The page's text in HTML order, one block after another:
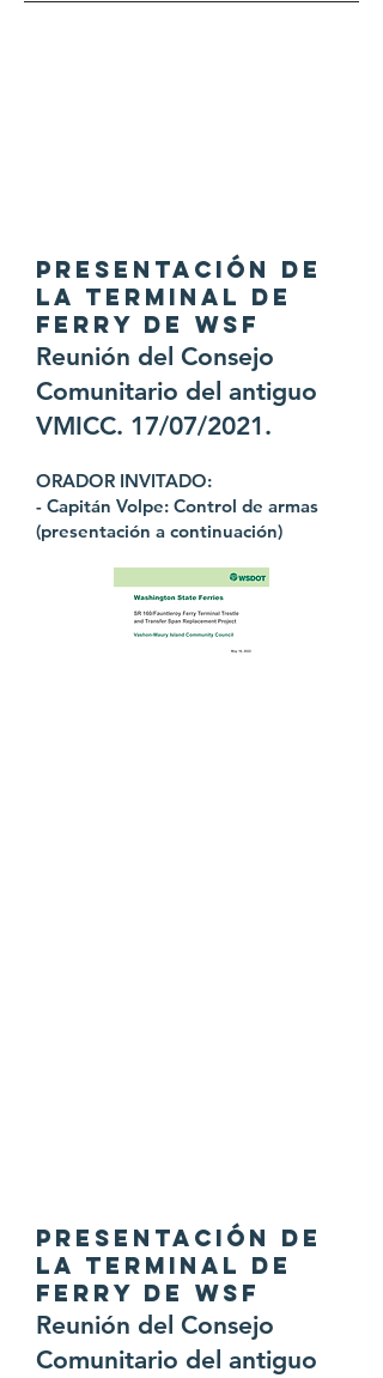
PRESENTACIÓN DE
LA TERMINAL DE
FERRY DE WSF
Reunión del Consejo
Comunitario del antiguo
VMICC. 17/07/2021.
ORADOR INVITADO:
- Capitán Volpe: Control de armas
(presentación a continuación)
PRESENTACIÓN DE
LA TERMINAL DE
FERRY DE WSF
Reunión del Consejo
Comunitario del antiguo